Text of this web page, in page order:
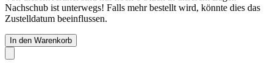
Nachschub ist unterwegs! Falls mehr bestellt wird, könnte dies das
Zustelldatum beeinflussen.
In den Warenkorb